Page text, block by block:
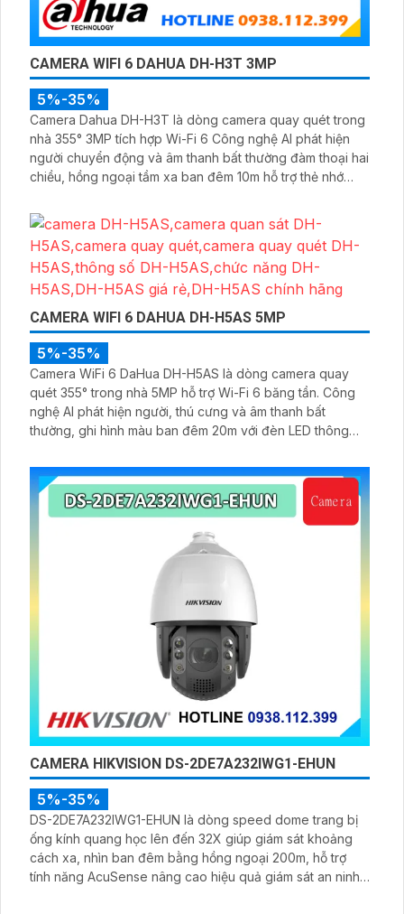
CAMERA WIFI 6 DAHUA DH-H3T 3MP
5%-35%
Camera Dahua DH-H3T là dòng camera quay quét trong
nhà 355° 3MP tích hợp Wi-Fi 6 Công nghệ AI phát hiện
người chuyển động và âm thanh bất thường đàm thoại hai
chiều, hồng ngoại tầm xa ban đêm 10m hỗ trợ thẻ nhớ
DMSS
CAMERA WIFI 6 DAHUA DH-H5AS 5MP
5%-35%
Camera WiFi 6 DaHua DH-H5AS là dòng camera quay
quét 355° trong nhà 5MP hỗ trợ Wi-Fi 6 băng tần. Công
nghệ AI phát hiện người, thú cưng và âm thanh bất
thường, ghi hình màu ban đêm 20m với đèn LED thông
dụng DMSS,
CAMERA HIKVISION DS-2DE7A232IWG1-EHUN
5%-35%
DS-2DE7A232IWG1-EHUN là dòng speed dome trang bị
ống kính quang học lên đến 32X giúp giám sát khoảng
cách xa, nhìn ban đêm bằng hồng ngoại 200m, hỗ trợ
tính năng AcuSense nâng cao hiệu quả giám sát an ninh,